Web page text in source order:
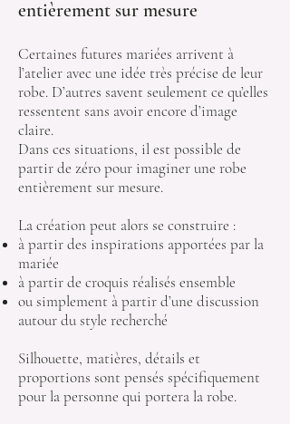
entièrement sur mesure
Certaines futures mariées arrivent à
l’atelier avec une idée très précise de leur
robe. D’autres savent seulement ce qu’elles
ressentent sans avoir encore d’image
claire.
Dans ces situations, il est possible de
partir de zéro pour imaginer une robe
entièrement sur mesure.
La création peut alors se construire :
à partir des inspirations apportées par la
mariée
à partir de croquis réalisés ensemble
ou simplement à partir d’une discussion
autour du style recherché
Silhouette, matières, détails et
proportions sont pensés spécifiquement
pour la personne qui portera la robe.